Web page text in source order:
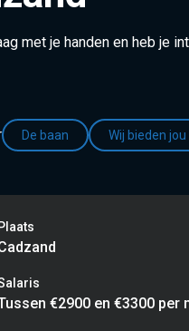
met je handen en heb je
De baan Wij bieden jou
Plaats
€2900 en €3300 per